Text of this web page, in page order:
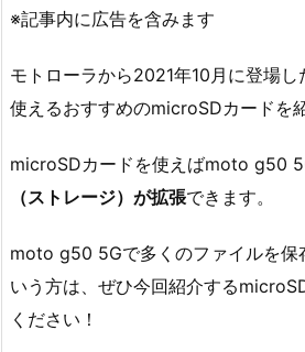
※記事内に広告を含みます
モトローラから2021年10月に登場
使えるおすすめのmicroSDカードを
microSDカードを使えばmoto g50
（ストレージ）が拡張できます。
moto g50 5Gで多くのファイルを保
いう方は、ぜひ今回紹介する
ください！